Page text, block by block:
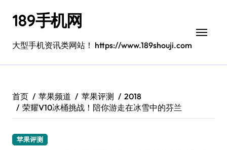
189手机网
大型手机资讯类网站！ https://www.189shouji.com
首页 苹果频道 苹果评测
2018
荣耀V10冰桶挑战！陪你游走在冰雪中的芬兰
苹果评测